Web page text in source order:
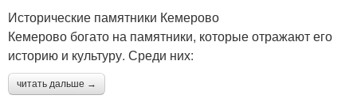
Исторические памятники Кемерово
Кемерово богато на памятники, которые отражают его
историю и культуру. Среди них:
читать дальше →